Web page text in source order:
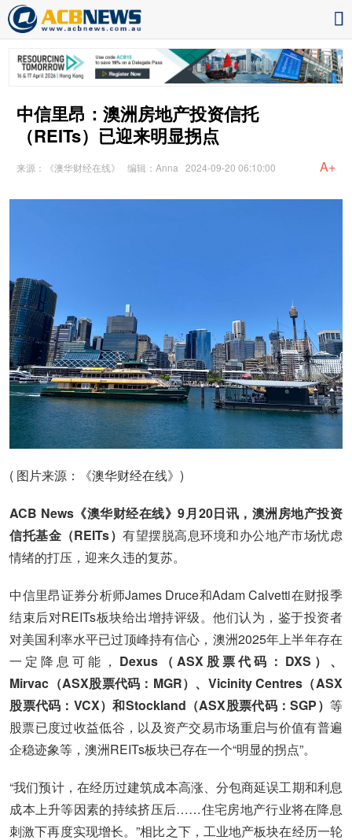
中信里昂：澳洲房地产投资信托
（REITs）已迎来明显拐点
来源：《澳华财经在线》 编辑：Anna 2024-09-20 06:10:00 A+
( 图片来源：《澳华财经在线》)
ACB News《澳华财经在线》9月20日讯， 澳洲房地产投资
信托基金（REITs）有望摆脱高息环境和办公地产市场忧虑
情绪的打压，迎来久违的复苏。
中信里昂证券分析师James Druce和Adam Calvetti在财报季
结束后对REITs板块给出增持评级。他们认为，鉴于投资者
对美国利率水平已过顶峰持有信心，澳洲2025年上半年存在
一定降息可能， Dexus（ASX股票代码：DXS）、
Mirvac（ASX股票代码：MGR）、Vicinity Centres（ASX
股票代码：VCX）和Stockland（ASX股票代码：SGP） 等
股票已度过收益低谷，以及资产交易市场重启与价值有普遍
企稳迹象等，澳洲REITs板块已存在一个“明显的拐点”。
“我们预计，在经历过建筑成本高涨、分包商延误工期和利息
成本上升等因素的持续挤压后……住宅房地产行业将在降息
刺激下再度实现增长。”相比之下，工业地产板块在经历一轮